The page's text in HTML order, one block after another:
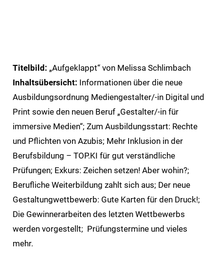
Titelbild: „Aufgeklappt“ von Melissa Schlimbach
Inhaltsübersicht: Informationen über die neue
Ausbildungsordnung Mediengestalter/-in Digital und
Print sowie den neuen Beruf „Gestalter/-in für
immersive Medien“; Zum Ausbildungsstart: Rechte
und Pflichten von Azubis; Mehr Inklusion in der
Berufsbildung – TOP.KI für gut verständliche
Prüfungen; Exkurs: Zeichen setzen! Aber wohin?;
Berufliche Weiterbildung zahlt sich aus; Der neue
Gestaltungwettbewerb: Gute Karten für den Druck!;
Die Gewinnerarbeiten des letzten Wettbewerbs
werden vorgestellt; Prüfungstermine und vieles
mehr.